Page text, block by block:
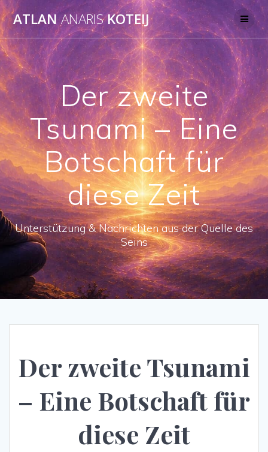
Skip
to
content
ATLANANARISKOTEIJ
Der zweite
Tsunami – Eine
Botschaft für
diese Zeit
Unterstützung & Nachrichten aus der Quelle des
Seins
Der zweite Tsunami
– Eine Botschaft für
diese Zeit